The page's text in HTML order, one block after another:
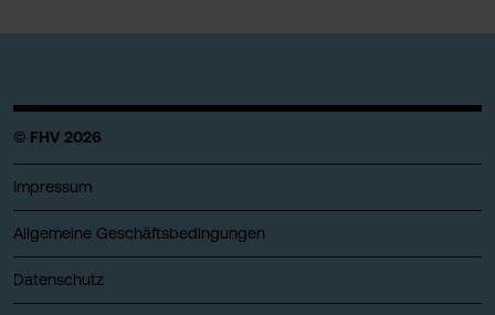
© FHV 2026
Impressum
Allgemeine Geschäftsbedingungen
Datenschutz